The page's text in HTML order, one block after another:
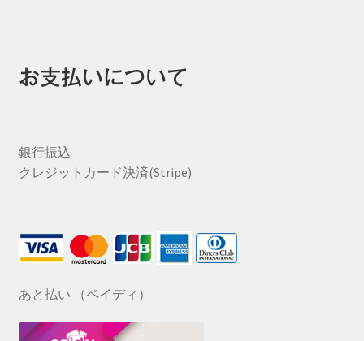
お支払いについて
銀行振込
クレジットカード決済(Stripe)
あと払い （ペイディ）